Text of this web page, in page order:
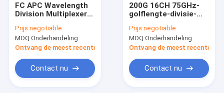
FC APC Wavelength
Division Multiplexer
Passieve ABS-
module DWDM
Prijs:negotiable
MOQ:Onderhandeling
Ontvang de meest recente Prijs
Contact nu
200G 16CH 75GHz-
golflengte-divisie-
ABS-module LC UPC
Prijs:negotiable
MOQ:Onderhandeling
Ontvang de meest recente
Contact nu